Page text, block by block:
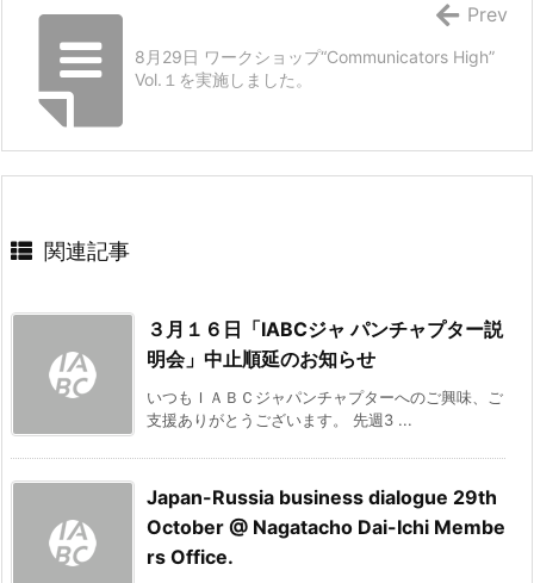
8月29日 ワークショップ“Communicators High”
Vol.１を実施しました。
Prev
関連記事
３月１６日「IABCジャ パンチャプター説
明会」中止順延のお知らせ
いつもＩＡＢＣジャパンチャプターへのご興味、ご
支援ありがとうございます。 先週3 ...
Japan-Russia business dialogue 29th
October @ Nagatacho Dai-Ichi Membe
rs Office.